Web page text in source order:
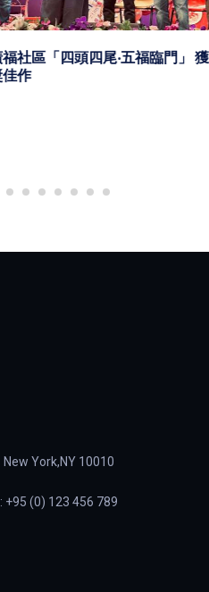
五福臨門」 獲115年衛福部
York,NY 10010
+95 (0) 123 456 789